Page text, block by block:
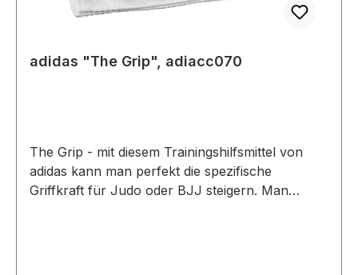
adidas "The Grip", adiacc070
The Grip - mit diesem Trainingshilfsmittel von
adidas kann man perfekt die spezifische
Griffkraft für Judo oder BJJ steigern. Man